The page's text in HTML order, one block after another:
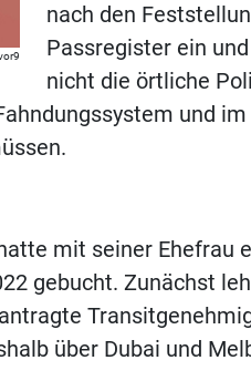
nach den
Passregister ein
nicht die örtliche
und
mit seiner Ehefrau
gebucht. Zunächst
über Dubai und